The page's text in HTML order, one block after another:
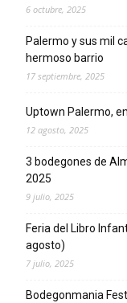
6 octubre, 2025
Palermo y sus mil
hermoso barrio
17 septiembre, 2025
Uptown Palermo,
12 agosto, 2025
3 bodegones de
2025
9 julio, 2025
Feria del Libro
agosto)
7 julio, 2025
Bodegonmania